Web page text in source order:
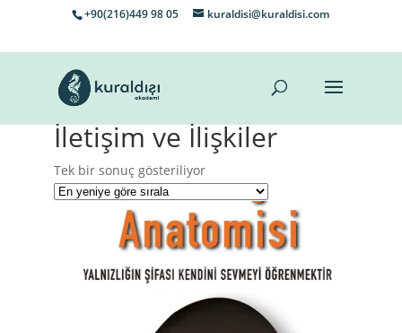
+90(216)449 98 05 kuraldisi@kuraldisi.com
İletişim ve İlişkiler
Tek bir sonuç gösteriliyor